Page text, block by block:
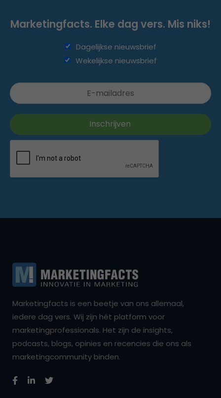
Marketingfacts. Elke dag vers. Mis niks!
Dagelijkse nieuwsbrief
Wekelijkse nieuwsbrief
Marketingfacts is een beetje van ons allemaal,
iedere dag vers. Wij zijn hét platform voor
marketingprofessionals. Het zijn de insights,
podcasts, blogs, opinies en recencies die ons als
marketingcommunity binden.